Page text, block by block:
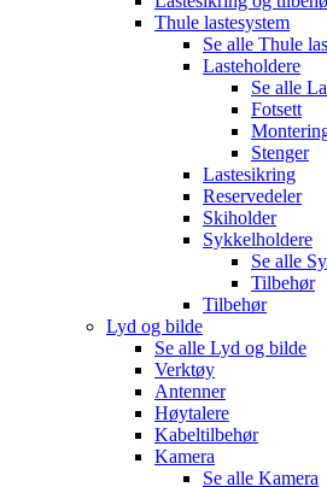
Thule lastesystem
Se alle Thule
Lasteholdere
Se alle
Fotsett
Stenger
Lastesikring
Reservedeler
Skiholder
Sykkelholdere
Se alle
Tilbehør
Tilbehør
Lyd og bilde
Se alle Lyd og bilde
Verktøy
Antenner
Høytalere
Kabeltilbehør
Kamera
Se alle Kamera